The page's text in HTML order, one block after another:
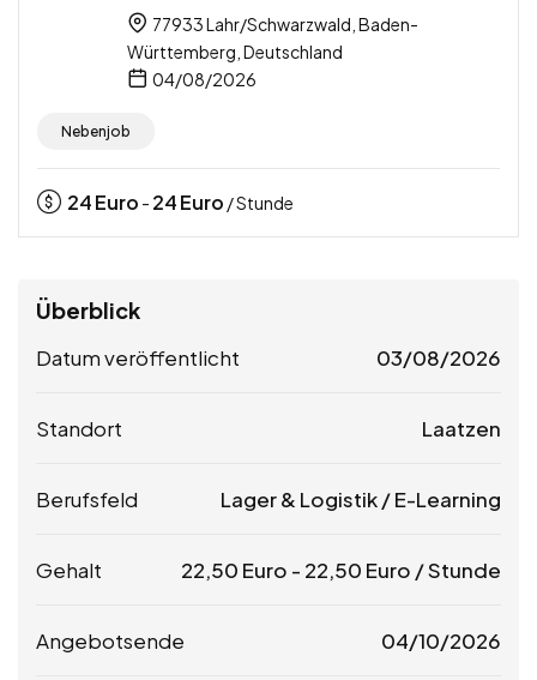
77933 Lahr/Schwarzwald, Baden-
Württemberg, Deutschland
04/08/2026
Nebenjob
24Euro - 24Euro / Stunde
Überblick
Datum veröffentlicht 03/08/2026
Standort Laatzen
Berufsfeld Lager & Logistik / E-Learning
Gehalt 22,50 Euro - 22,50 Euro / Stunde
Angebotsende 04/10/2026